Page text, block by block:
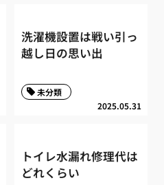
洗濯機設置は戦い引っ
越し日の思い出
2025.05.31
未分類
トイレ水漏れ修理代は
どれくらい